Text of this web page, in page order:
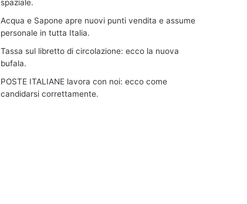
spaziale.
Acqua e Sapone apre nuovi punti vendita e assume
personale in tutta Italia.
Tassa sul libretto di circolazione: ecco la nuova
bufala.
POSTE ITALIANE lavora con noi: ecco come
candidarsi correttamente.